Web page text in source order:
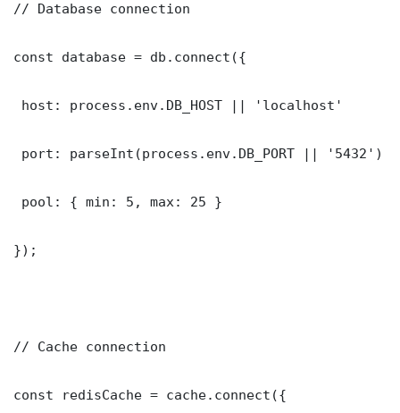
// Database connection
const database = db.connect({
host: process.env.DB_HOST || 'localhost'
port: parseInt(process.env.DB_PORT || '5432')
pool: { min: 5, max: 25 }
});
// Cache connection
const redisCache = cache.connect({